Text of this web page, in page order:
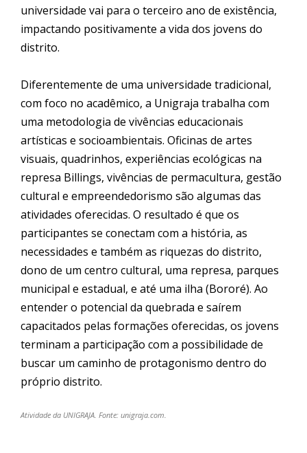
universidade vai para o terceiro ano de existência,
impactando positivamente a vida dos jovens do
distrito.
Diferentemente de uma universidade tradicional,
com foco no acadêmico, a Unigraja trabalha com
uma metodologia de vivências educacionais
artísticas e socioambientais. Oficinas de artes
visuais, quadrinhos, experiências ecológicas na
represa Billings, vivências de permacultura, gestão
cultural e empreendedorismo são algumas das
atividades oferecidas. O resultado é que os
participantes se conectam com a história, as
necessidades e também as riquezas do distrito,
dono de um centro cultural, uma represa, parques
municipal e estadual, e até uma ilha (Bororé). Ao
entender o potencial da quebrada e saírem
capacitados pelas formações oferecidas, os jovens
terminam a participação com a possibilidade de
buscar um caminho de protagonismo dentro do
próprio distrito.
Atividade da UNIGRAJA. Fonte: unigraja.com.